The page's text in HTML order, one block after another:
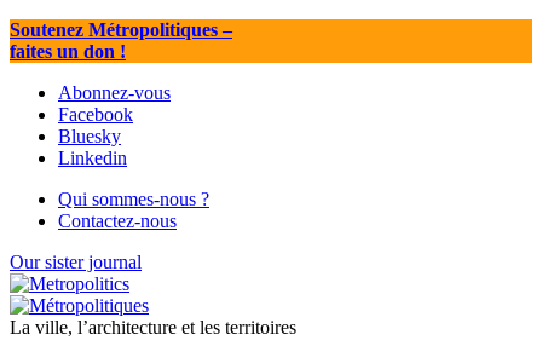
Soutenez Métropolitiques–
faites un don !
Abonnez-vous
Facebook
Bluesky
Linkedin
Qui sommes-nous ?
Contactez-nous
Our sister journal
La ville, l’architecture et les territoires